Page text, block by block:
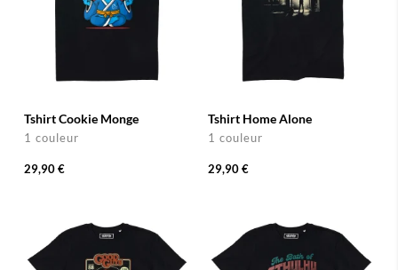
Tshirt Cookie Monge
1 couleur
29,90 €
Tshirt Home Alone
1 couleur
29,90 €